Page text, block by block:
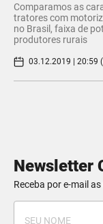
Comparamos as
tratores com
no Brasil, faixa de
produtores rurais
03.12.2019 | 20:59
Newsletter
Receba por e-mail